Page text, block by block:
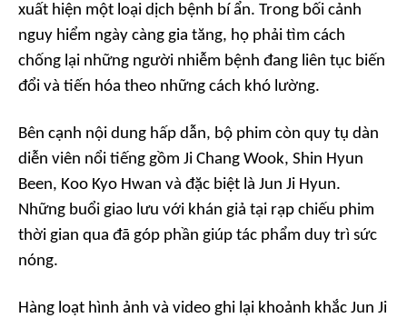
xuất hiện một loại dịch bệnh bí ẩn. Trong bối cảnh
nguy hiểm ngày càng gia tăng, họ phải tìm cách
chống lại những người nhiễm bệnh đang liên tục biến
đổi và tiến hóa theo những cách khó lường.
Bên cạnh nội dung hấp dẫn, bộ phim còn quy tụ dàn
diễn viên nổi tiếng gồm Ji Chang Wook, Shin Hyun
Been, Koo Kyo Hwan và đặc biệt là Jun Ji Hyun.
Những buổi giao lưu với khán giả tại rạp chiếu phim
thời gian qua đã góp phần giúp tác phẩm duy trì sức
nóng.
Hàng loạt hình ảnh và video ghi lại khoảnh khắc Jun Ji